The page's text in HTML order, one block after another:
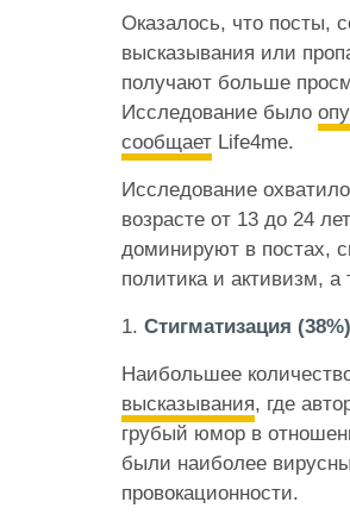
Оказалось, что посты,
высказывания или
получают больше
Исследование было
сообщает Life4me.
Исследование
возрасте от 13 до 24
доминируют в постах,
политика и активизм, а
1. Стигматизация (38%)
Наибольшее
высказывания, где
грубый юмор в
были наиболее
провокационности.